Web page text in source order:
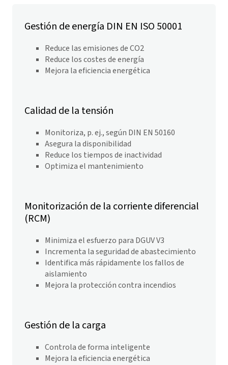
Gestión de energía DIN EN ISO 50001
Reduce las emisiones de CO2
Reduce los costes de energía
Mejora la eficiencia energética
Calidad de la tensión
Monitoriza, p. ej., según DIN EN 50160
Asegura la disponibilidad
Reduce los tiempos de inactividad
Optimiza el mantenimiento
Monitorización de la corriente diferencial
(RCM)
Minimiza el esfuerzo para DGUV V3
Incrementa la seguridad de abastecimiento
Identifica más rápidamente los fallos de
aislamiento
Mejora la protección contra incendios
Gestión de la carga
Controla de forma inteligente
Mejora la eficiencia energética